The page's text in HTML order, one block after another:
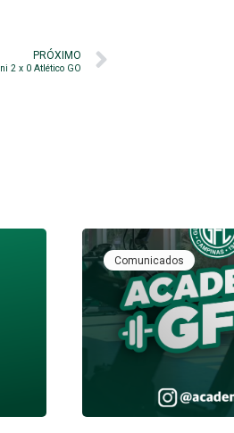
PRÓXIMO
2 x 0 Atlético GO
Comunicados